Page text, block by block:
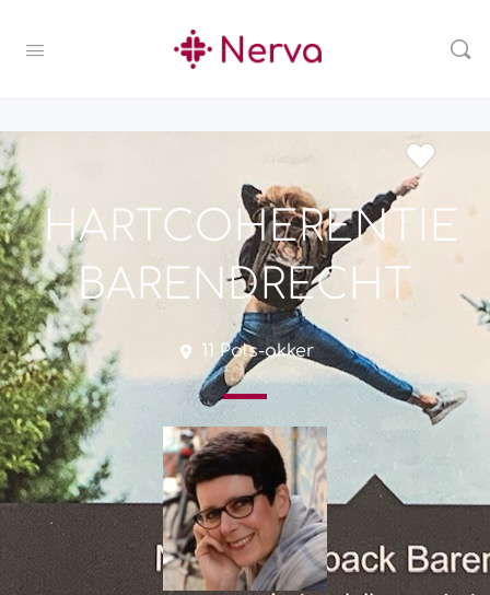
HARTCOHERENTIE
BARENDRECHT
11 Pols-akker